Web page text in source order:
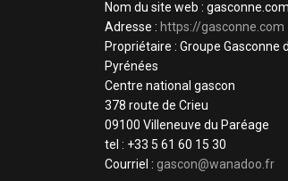
Nom du site web : gasconne.com
Adresse : https://gasconne.com
Propriétaire : Groupe Gasconne
Pyrénées
Centre national gascon
378 route de Crieu
09100 Villeneuve du Paréage
tel : +33 5 61 60 15 30
Courriel : gascon@wanadoo.fr